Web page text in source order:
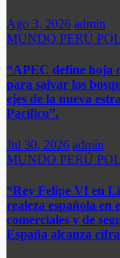
Ago 3, 2026 admin
MUNDO PERÚ
“APEC define hoja
para salvar los
ejes de la nueva
Pacífico”.
Jul 30, 2026 admin
MUNDO PERÚ
“Rey Felipe VI en
realeza española en
comerciales y de
España alcanza